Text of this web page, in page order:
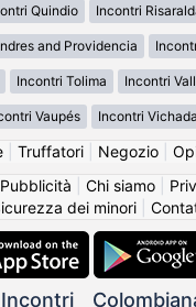
Quindio Incontri
and Providencia
Incontri Tolima Incontri
Vaupés Incontri Vichada
| Truffatori| Negozio|
Pubblicità Chi siamo|
dei minori|